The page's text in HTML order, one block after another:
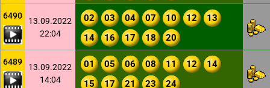
6490
13.09.2022
22:04
02 03 04 07 10 12
13
14
16 17 18 20
6489
13.09.2022
14:04
01 05 06 08 11 12
14
15
17 21 23 24